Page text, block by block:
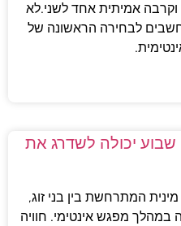
אמיתית אחד לשני.לא
לבחירה הראשונה של
שבוע יכולה לשדרג את
המתרחשת בין בני זוג,
במהלך מפגש אינטימי. חוויה